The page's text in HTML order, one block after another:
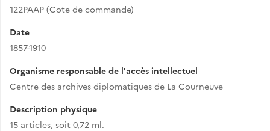
122PAAP (Cote de commande)
Date
1857-1910
Organisme responsable de l'accès intellectuel
Centre des archives diplomatiques de La Courneuve
Description physique
15 articles, soit 0,72 ml.